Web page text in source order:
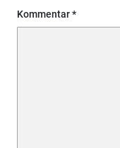
Kommentar